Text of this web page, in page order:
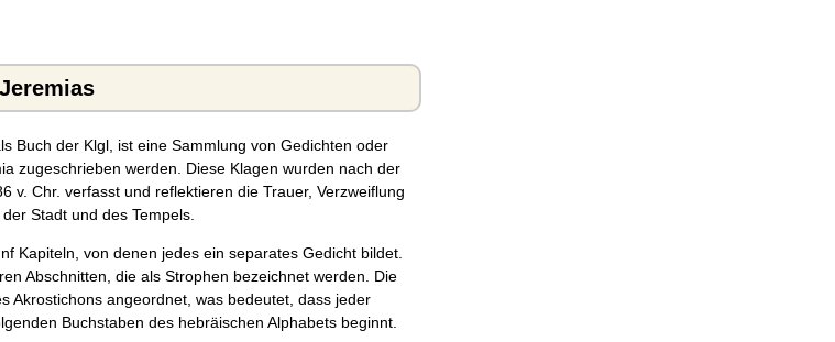
Buch der Klgl, ist eine Sammlung von Gedichten oder
zugeschrieben werden. Diese Klagen wurden nach der
v. Chr. verfasst und reflektieren die Trauer, Verzweiflung
Stadt und des Tempels.
Kapiteln, von denen jedes ein separates Gedicht bildet.
Abschnitten, die als Strophen bezeichnet werden. Die
Akrostichons angeordnet, was bedeutet, dass jeder
Buchstaben des hebräischen Alphabets beginnt.